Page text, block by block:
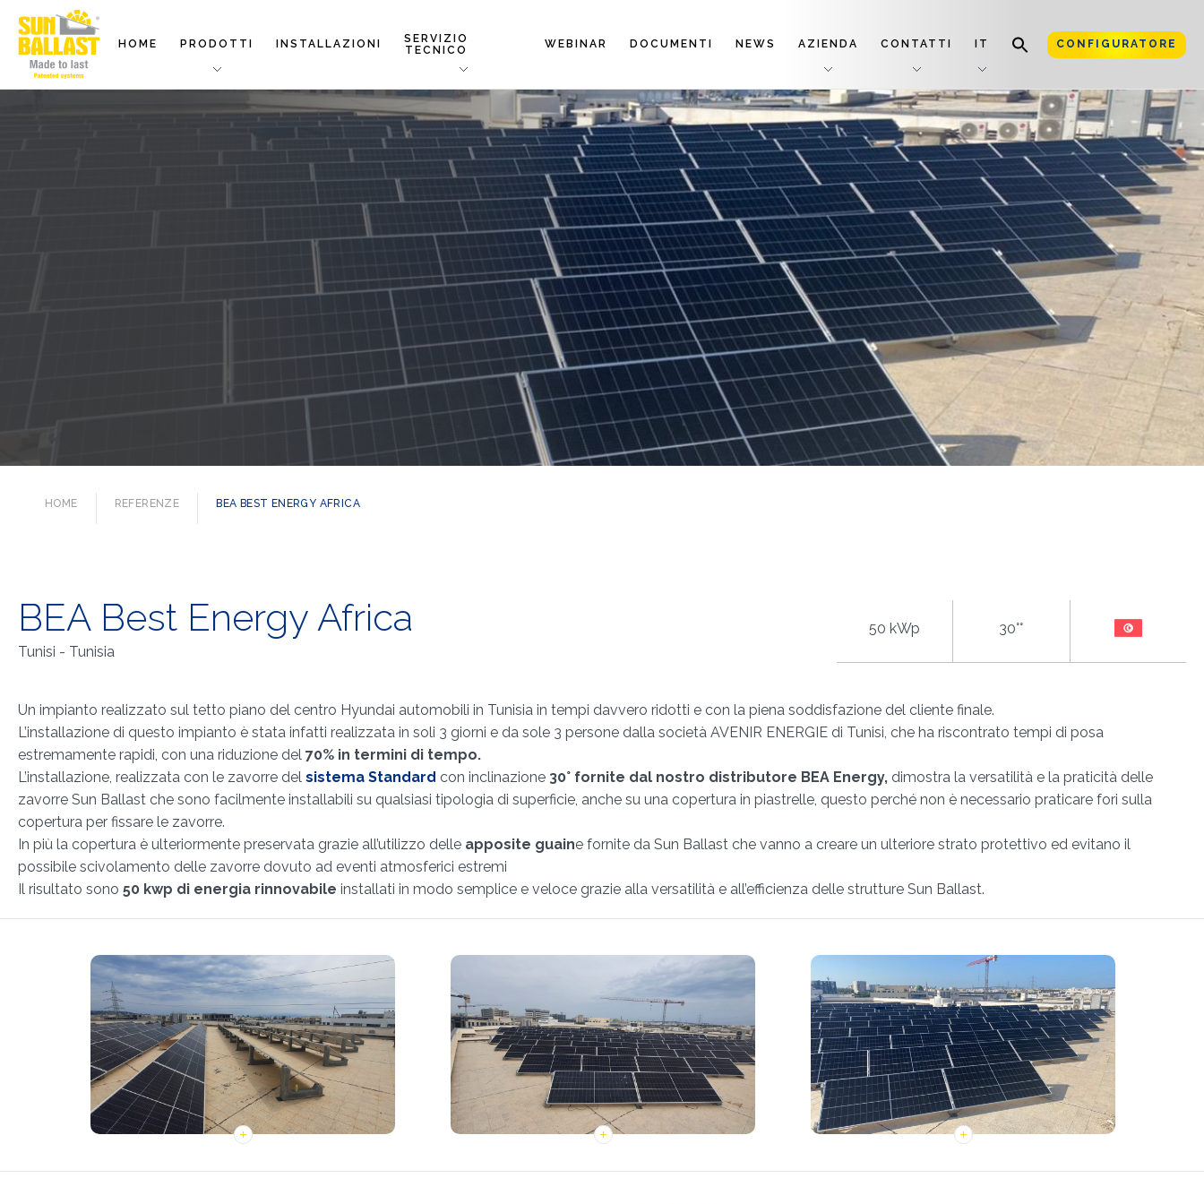
HOME PRODOTTI INSTALLAZIONI
SERVIZIO
TECNICO
WEBINAR DOCUMENTI NEWS AZIENDA CONTATTI IT CONFIGURATORE
HOME REFERENZE BEA BEST ENERGY AFRICA
BEA Best Energy Africa
Tunisi - Tunisia
50 kWp 30°°
Un impianto realizzato sul tetto piano del centro Hyundai automobili in Tunisia in tempi davvero ridotti e con la piena soddisfazione del cliente finale.
L’installazione di questo impianto è stata infatti realizzata in soli 3 giorni e da sole 3 persone dalla società AVENIR ENERGIE di Tunisi, che ha riscontrato tempi di posa
estremamente rapidi, con una riduzione del 70% in termini di tempo.
L’installazione, realizzata con le zavorre del sistema Standard con inclinazione 30° fornite dal nostro distributore BEA Energy, dimostra la versatilità e la praticità delle
zavorre Sun Ballast che sono facilmente installabili su qualsiasi tipologia di superficie, anche su una copertura in piastrelle, questo perché non è necessario praticare fori sulla
copertura per fissare le zavorre.
In più la copertura è ulteriormente preservata grazie all’utilizzo delle apposite guaine fornite da Sun Ballast che vanno a creare un ulteriore strato protettivo ed evitano il
possibile scivolamento delle zavorre dovuto ad eventi atmosferici estremi
Il risultato sono 50 kwp di energia rinnovabile installati in modo semplice e veloce grazie alla versatilità e all’efficienza delle strutture Sun Ballast.